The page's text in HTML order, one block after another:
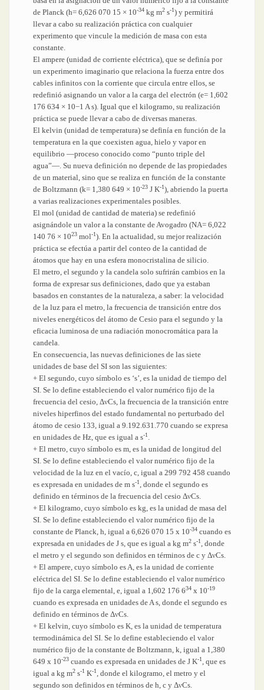
de Planck (h= 6,626 070 15 × 10-34 kg m2 s-1) y permitirá
llevar a cabo su realización práctica con cualquier
experimento que vincule la medición de masa con esta
constante.
El ampere (unidad de corriente eléctrica), que se definía por
un experimento imaginario que relaciona la fuerza entre dos
cables infinitos con la corriente que circula entre ellos, se
redefinió asignando un valor a la carga del electrón (e= 1,602
176 634 × 10−1 A s). Igual que el kilogramo, su realización
práctica se puede llevar a cabo de diversas maneras.
El kelvin (unidad de temperatura) se definía en función de la
temperatura en la que coexisten agua, hielo y vapor en
equilibrio —proceso conocido como “punto triple del
agua”—. Su nueva definición no depende de las propiedades
de un material, sino que se realiza en función de la constante
de Boltzmann (k= 1,380 649 × 10-23 J K-1), abriendo la puerta
a varias realizaciones experimentales posibles.
El mol (unidad de cantidad de materia) se redefinió
asignándole un valor a la constante de Avogadro (NA= 6,022
140 76 × 1023 mol-1). En la actualidad, su mejor realización
práctica se efectúa a partir del conteo de la cantidad de
átomos que hay en una esfera monocristalina de silicio.
El metro, el segundo y la candela solo sufrirán cambios en la
forma de expresar sus definiciones, dado que ya estaban
basados en constantes de la naturaleza, a saber: la velocidad
de la luz para el metro, la frecuencia de transición entre dos
niveles energéticos del átomo de Cesio para el segundo y la
eficacia luminosa de una radiación monocromática para la
candela.
En consecuencia, las nuevas definiciones de las siete
unidades de base del SI son las siguientes:
+ El segundo, cuyo símbolo es ‘s’, es la unidad de tiempo del
SI. Se lo define estableciendo el valor numérico fijo de la
frecuencia del cesio, ΔνCs, la frecuencia de la transición entre
niveles hiperfinos del estado fundamental no perturbado del
átomo de cesio 133, igual a 9.192.631.770 cuando se expresa
en unidades de Hz, que es igual a s-1 .
+ El metro, cuyo símbolo es m, es la unidad de longitud del
SI. Se lo define estableciendo el valor numérico fijo de la
velocidad de la luz en el vacío, c, igual a 299 792 458 cuando
es expresada en unidades de m s-1, donde el segundo es
definido en términos de la frecuencia del cesio ΔνCs.
+ El kilogramo, cuyo símbolo es kg, es la unidad de masa del
SI. Se lo define estableciendo el valor numérico fijo de la
constante de Planck, h, igual a 6,626 070 15 x 10-34 cuando es
expresada en unidades de J s, que es igual a kg m2 s-1, donde
el metro y el segundo son definidos en términos de c y ΔνCs.
+ El ampere, cuyo símbolo es A, es la unidad de corriente
eléctrica del SI. Se lo define estableciendo el valor numérico
fijo de la carga elemental, e, igual a 1,602 176 634 x 10-19
cuando es expresada en unidades de A s, donde el segundo es
definido en términos de ΔνCs.
+ El kelvin, cuyo símbolo es K, es la unidad de temperatura
termodinámica del SI. Se lo define estableciendo el valor
numérico fijo de la constante de Boltzmann, k, igual a 1,380
649 x 10-23 cuando es expresada en unidades de J K-1, que es
igual a kg m2 s-1 K-1, donde el kilogramo, el metro y el
segundo son definidos en términos de h, c y ΔνCs.